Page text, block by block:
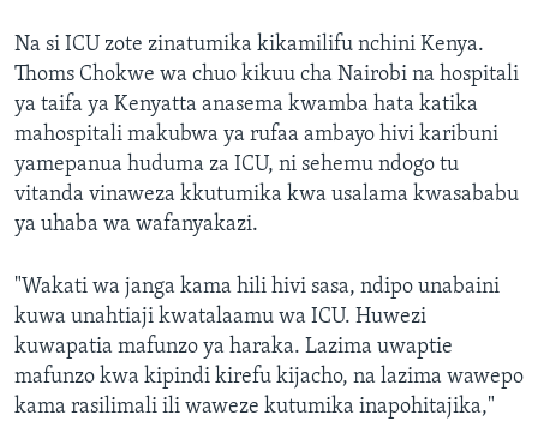
Na si ICU zote zinatumika kikamilifu nchini Kenya.
Thoms Chokwe wa chuo kikuu cha Nairobi na hospitali
ya taifa ya Kenyatta anasema kwamba hata katika
mahospitali makubwa ya rufaa ambayo hivi karibuni
yamepanua huduma za ICU, ni sehemu ndogo tu
vitanda vinaweza kkutumika kwa usalama kwasababu
ya uhaba wa wafanyakazi.
"Wakati wa janga kama hili hivi sasa, ndipo unabaini
kuwa unahtiaji kwatalaamu wa ICU. Huwezi
kuwapatia mafunzo ya haraka. Lazima uwaptie
mafunzo kwa kipindi kirefu kijacho, na lazima wawepo
kama rasilimali ili waweze kutumika inapohitajika,"